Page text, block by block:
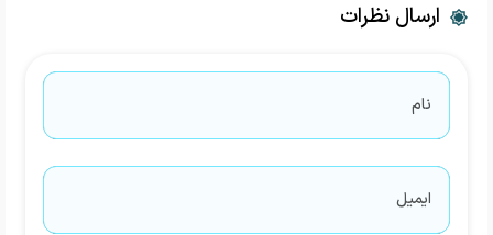
ارسال نظرات